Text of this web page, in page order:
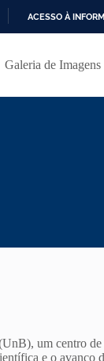
ACESSO À
Galeria de Imagens
um centro de
e o avanço